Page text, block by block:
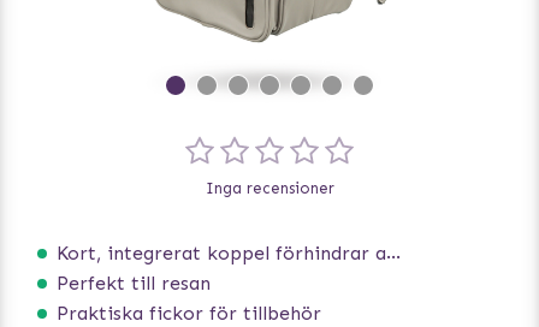
Kort, integrerat koppel förhindrar att hunden hoppar ur
Perfekt till resan
Praktiska fickor för tillbehör
Inga recensioner